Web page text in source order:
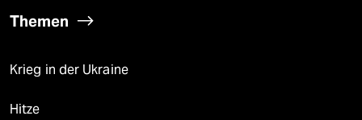
Themen
Krieg in der Ukraine
Hitze